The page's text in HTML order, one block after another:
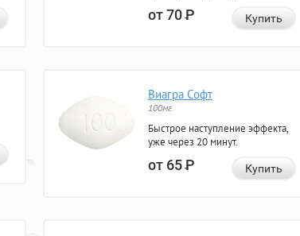
от 70Р Купить
Виагра Софт
100мг
Быстрое наступление эффекта,
уже через 20 минут.
от 65Р Купить